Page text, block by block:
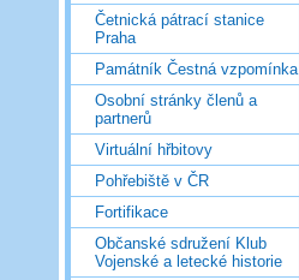
Četnická pátrací stanice
Praha
Památník Čestná vzpomínka
Osobní stránky členů a
partnerů
Virtuální hřbitovy
Pohřebiště v ČR
Fortifikace
Občanské sdružení Klub
Vojenské a letecké historie